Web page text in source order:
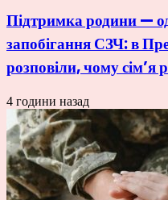
Підтримка родини —
запобігання СЗЧ: в
розповіли, чому сім’я
4 години назад